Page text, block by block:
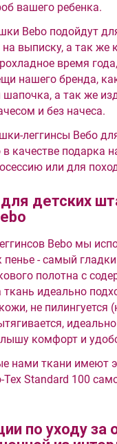
вашего ребенка.
Bebo подойдут
выписку, а так же
время
нашего бренда,
шапочка, а так же
и без начеса.
леггинсы Вебо
качестве подарка
или для
детских
Bebo мы
пенье - самый
полотна с
ткань идеально
не пилингуется
комфорт и
нами ткани имеют
Tex Standard 100
по уходу за